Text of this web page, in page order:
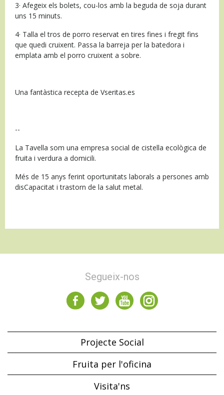
3· Afegeix els bolets, cou-los amb la beguda de soja durant
uns 15 minuts.
4· Talla el tros de porro reservat en tires fines i fregit fins
que quedi cruixent. Passa la barreja per la batedora i
emplata amb el porro cruixent a sobre.
Una fantàstica recepta de Vseritas.es
--
La Tavella som una empresa social de cistella ecològica de
fruita i verdura a domicili.
Més de 15 anys ferint oportunitats laborals a persones amb
disCapacitat i trastorn de la salut metal.
Segueix-nos
Projecte Social
Fruita per l'oficina
Visita'ns